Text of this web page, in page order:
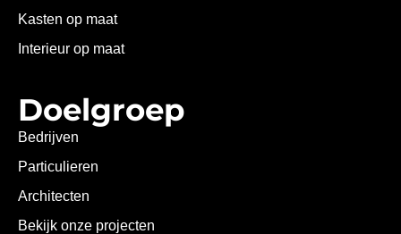
Kasten op maat
Interieur op maat
Doelgroep
Bedrijven
Particulieren
Architecten
Bekijk onze projecten